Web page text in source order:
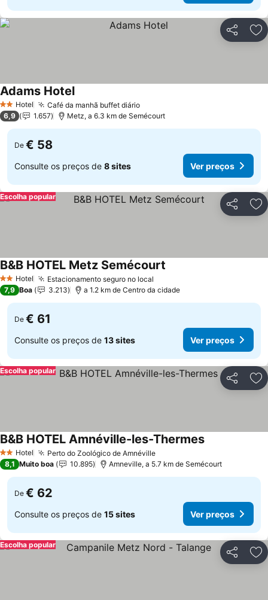
Partilhar
2 Estrelas
Hotel Café da manhã buffet diárioVer preços
Adams HotelVer preços
6,9 1.657 Metz, a 6.3 km de Semécourt
De € 58
Consulte os preços de 8 sites Ver preços
Partilhar
Escolha popular
2 Estrelas
Hotel Estacionamento seguro no local
B&B HOTEL Metz Semécourt
7,9 Boa 3.213 a 1.2 km de Centro da cidade
De € 61
Consulte os preços de 13 sites Ver preços
Partilhar
Escolha popular
2 Estrelas
Hotel Perto do Zoológico de AmnévilleVer preços
B&B HOTEL Amnéville-les-ThermesVer preços
8,1 Muito boa 10.895 Amneville, a 5.7 km de Semécourt
De € 62
Consulte os preços de 15 sites Ver preços
Partilhar
Escolha popular